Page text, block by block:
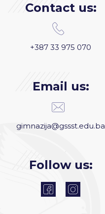
Contact us:
+387 33 975 070
Email us:
gimnazija@gssst.edu.ba
Follow us: